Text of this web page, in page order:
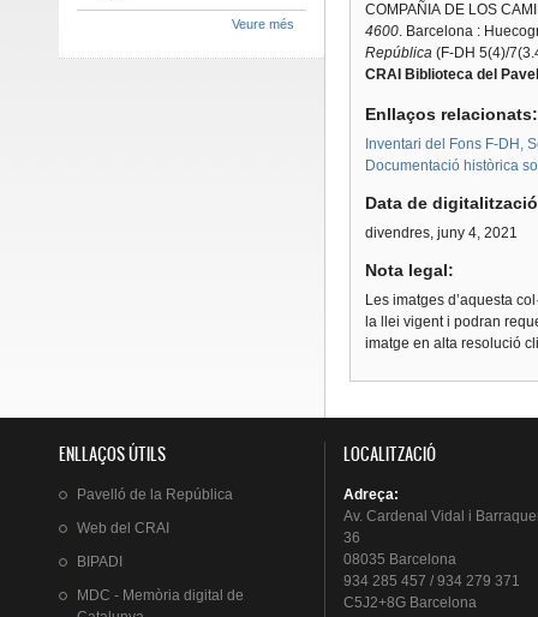
COMPAÑIA DE LOS
4600. Barcelona :
República(F-DH 5(4)/
CRAI Biblioteca del
Enllaços
Inventari del Fons F-DH,
Documentació històrica
Data de
divendres, juny 4, 2021
Nota legal:
Les imatges d’aquesta
la llei vigent i podran
imatge en alta resolució
Veure més
ENLLAÇOS ÚTILS
Pavelló de la República
Web del CRAI
BIPADI
MDC - Memòria digital de
LOCALITZACIÓ
Adreça:
Av. Cardenal Vidal i
36
08035 Barcelona
934 285 457 / 934 279 371
C5J2+8G Barcelona